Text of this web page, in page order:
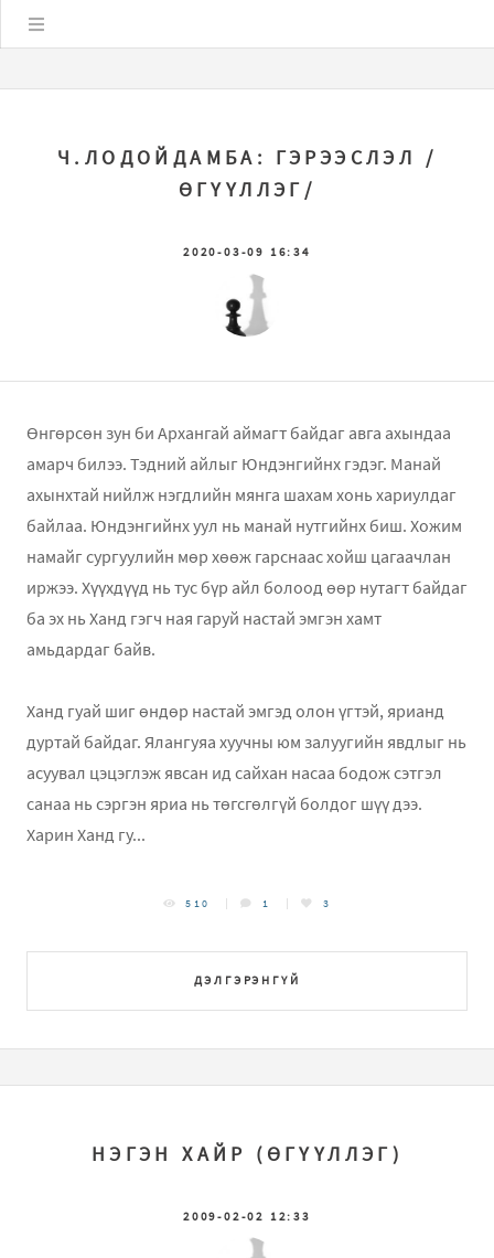
Ч.ЛОДОЙДАМБА: ГЭРЭЭСЛЭЛ /
ѲГҮҮЛЛЭГ/
2020-03-09 16:34
Өнгөрсөн зун би Архангай аймагт байдаг авга ахындаа
амарч билээ. Тэдний айлыг Юндэнгийнх гэдэг. Манай
ахынхтай нийлж нэгдлийн мянга шахам хонь хариулдаг
байлаа. Юндэнгийнх уул нь манай нутгийнх биш. Хожим
намайг сургуулийн мөр хөөж гарснаас хойш цагаачлан
иржээ. Хүүхдүүд нь тус бүр айл болоод өөр нутагт байдаг
ба эх нь Ханд гэгч ная гаруй настай эмгэн хамт
амьдардаг байв.
Ханд гуай шиг өндөр настай эмгэд олон үгтэй, ярианд
дуртай байдаг. Ялангуяа хуучны юм залуугийн явдлыг нь
асуувал цэцэглэж явсан ид сайхан насаа бодож сэтгэл
санаа нь сэргэн яриа нь төгсгөлгүй болдог шүү дээ.
Харин Ханд гу...
ДЭЛГЭРЭНГҮЙ
510 1 3
НЭГЭН ХАЙР (ӨГҮҮЛЛЭГ)
2009-02-02 12:33